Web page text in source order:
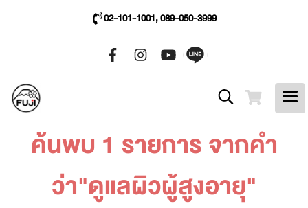
02-101-1001, 089-050-3999
ค้นพบ 1 รายการ จากคำ
ว่า"ดูแลผิวผู้สูงอายุ"